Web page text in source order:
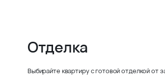
Отделка
Выбирайте квартиру с готовой отделкой от